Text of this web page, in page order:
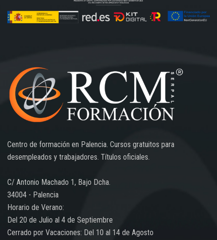
Centro de formación en Palencia. Cursos gratuitos para
desempleados y trabajadores. Títulos oficiales.
C/ Antonio Machado 1, Bajo Dcha.
34004 - Palencia
Horario de Verano:
Del 20 de Julio al 4 de Septiembre
Cerrado por Vacaciones: Del 10 al 14 de Agosto